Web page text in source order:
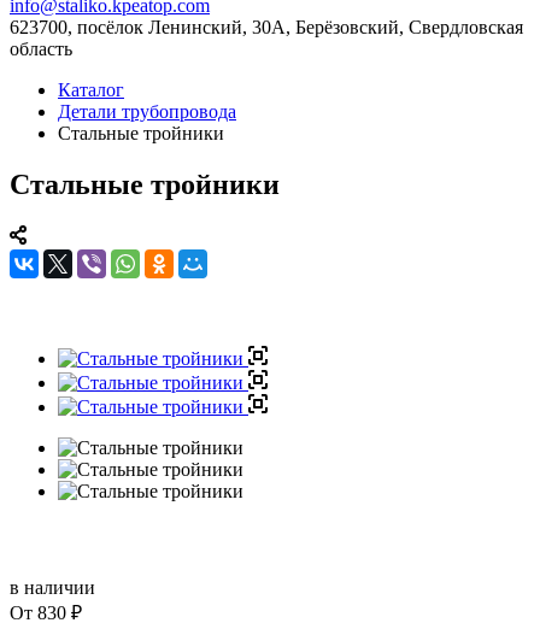
info@staliko.kpeatop.com
623700, посёлок Ленинский, 30А, Берёзовский, Свердловская
область
Каталог
Детали трубопровода
Стальные тройники
Стальные тройники
в наличии
От 830 ₽